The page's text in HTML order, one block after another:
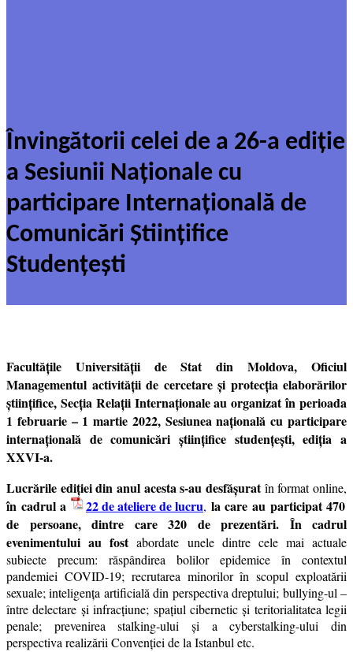
Învingătorii celei de a 26-a ediție
a Sesiunii Naționale cu
participare Internațională de
Comunicări Științifice
Studențești
Facultățile Universității de Stat din Moldova, Oficiul
Managementul activității de cercetare şi protecția elaborărilor
științifice, Secția Relații Internaționale au organizat în perioada
1 februarie – 1 martie 2022, Sesiunea națională cu participare
internațională de comunicări științifice studențești, ediția a
XXVI-a.
Lucrările ediției din anul acesta s-au desfășuratîn format online,
în cadrul a 22 de ateliere de lucru, la care au participat 470
de persoane, dintre care 320 de prezentări. În cadrul
evenimentului au fostabordate unele dintre cele mai actuale
subiecte precum: răspândirea bolilor epidemice în contextul
pandemiei COVID-19; recrutarea minorilor în scopul exploatării
sexuale; inteligența artificială din perspectiva dreptului; bullying-ul –
între delectare și infracțiune; spațiul cibernetic și teritorialitatea legii
penale; prevenirea stalking-ului și a cyberstalking-ului din
perspectiva realizării Convenției de la Istanbul etc.